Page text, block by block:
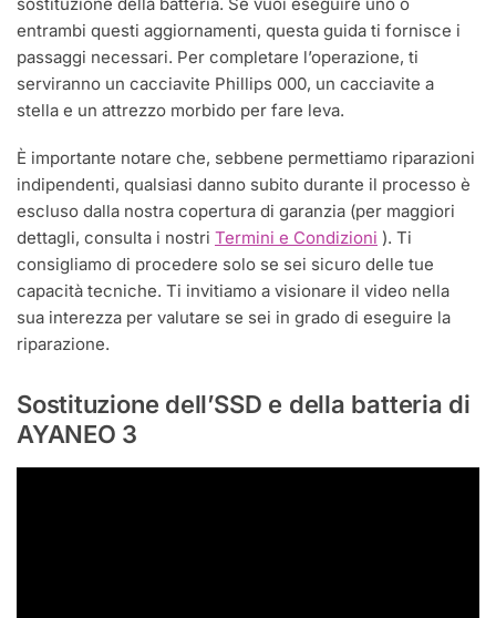
entrambi questi aggiornamenti, questa guida ti fornisce i
passaggi necessari. Per completare l’operazione, ti
serviranno un cacciavite Phillips 000, un cacciavite a
stella e un attrezzo morbido per fare leva.
È importante notare che, sebbene permettiamo riparazioni
indipendenti, qualsiasi danno subito durante il processo è
escluso dalla nostra copertura di garanzia (per maggiori
dettagli, consulta i nostri Termini e Condizioni ). Ti
consigliamo di procedere solo se sei sicuro delle tue
capacità tecniche. Ti invitiamo a visionare il video nella
sua interezza per valutare se sei in grado di eseguire la
riparazione.
Sostituzione dell’SSD e della batteria di
AYANEO 3